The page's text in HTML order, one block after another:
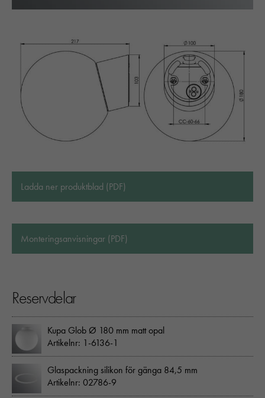
Ladda ner produktblad (PDF)
Monteringsanvisningar (PDF)
Reservdelar
Kupa Glob Ø 180 mm matt opal
Artikelnr: 1-6136-1
Glaspackning silikon för gänga 84,5 mm
Artikelnr: 02786-9